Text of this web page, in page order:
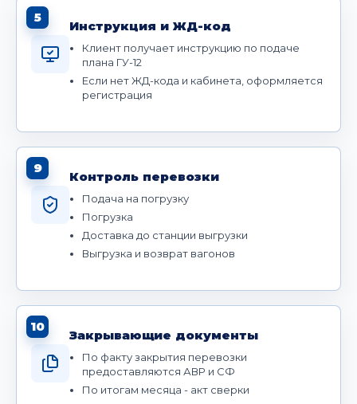
5
Инструкция и ЖД-код
Клиент получает инструкцию по подаче
плана ГУ-12
Если нет ЖД-кода и кабинета, оформляется
регистрация
9
Контроль перевозки
Подача на погрузку
Погрузка
Доставка до станции выгрузки
Выгрузка и возврат вагонов
10
Закрывающие документы
По факту закрытия перевозки
предоставляются АВР и СФ
По итогам месяца - акт сверки